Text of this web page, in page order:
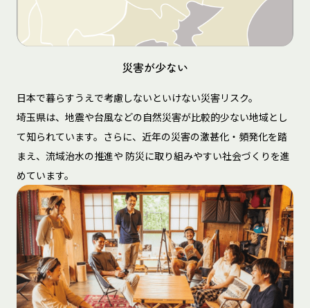
災害が少ない
日本で暮らすうえで考慮しないといけない災害リスク。
埼玉県は、地震や台風などの自然災害が比較的少ない地域とし
て知られています。さらに、近年の災害の激甚化・頻発化を踏
まえ、流域治水の推進や 防災に取り組みやすい社会づくりを進
めています。